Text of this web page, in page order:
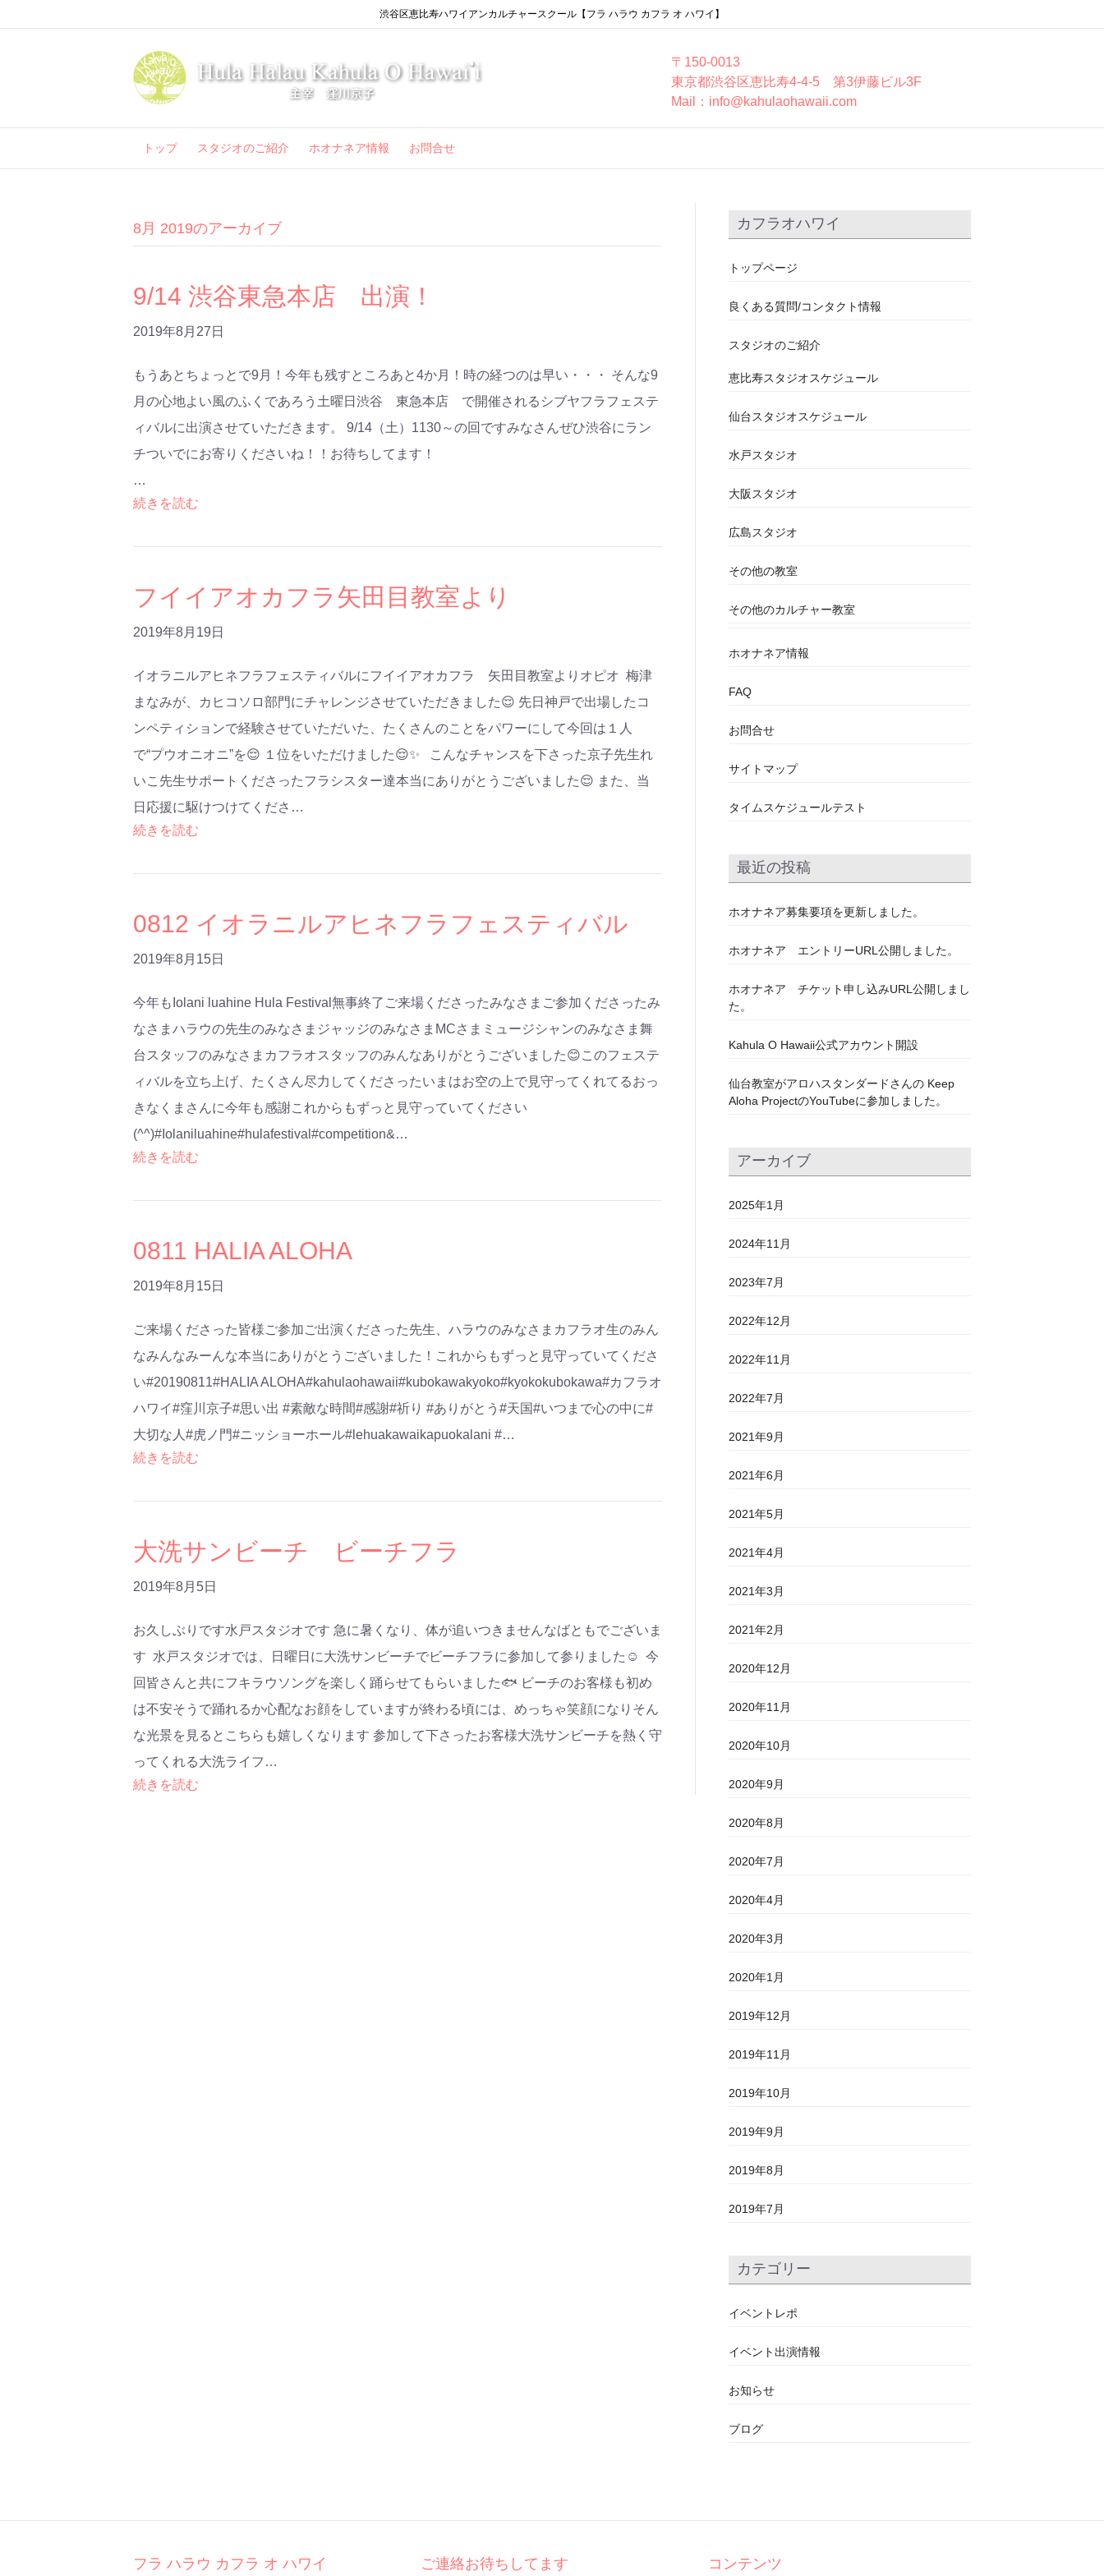
渋谷区恵比寿ハワイアンカルチャースクール【フラ ハラウ カフラ オ ハワイ】
〒150-0013
東京都渋谷区恵比寿4-4-5 第3伊藤ビル3F
Mail：info@kahulaohawaii.com
トップ スタジオのご紹介 ホオナネア情報 お問合せ
8月 2019のアーカイブ
9/14 渋谷東急本店 出演！
2019年8月27日
もうあとちょっとで9月！今年も残すところあと4か月！時の経つのは早い・・・ そんな9
月の心地よい風のふくであろう土曜日渋谷 東急本店 で開催されるシブヤフラフェステ
ィバルに出演させていただきます。 9/14（土）1130～の回ですみなさんぜひ渋谷にラン
チついでにお寄りくださいね！！お待ちしてます！
…
続きを読む
フイイアオカフラ矢田目教室より
2019年8月19日
イオラニルアヒネフラフェスティバルにフイイアオカフラ 矢田目教室よりオピオ 梅津
まなみが、カヒコソロ部門にチャレンジさせていただきました😌 先日神戸で出場したコ
ンペティションで経験させていただいた、たくさんのことをパワーにして今回は１人
で“プウオニオニ”を😌 １位をいただけました😌✨ こんなチャンスを下さった京子先生れ
いこ先生サポートくださったフラシスター達本当にありがとうございました😌 また、当
日応援に駆けつけてくださ…
続きを読む
0812 イオラニルアヒネフラフェスティバル
2019年8月15日
今年もIolani luahine Hula Festival無事終了ご来場くださったみなさまご参加くださったみ
なさまハラウの先生のみなさまジャッジのみなさまMCさまミュージシャンのみなさま舞
台スタッフのみなさまカフラオスタッフのみんなありがとうございました😊このフェステ
ィバルを立ち上げ、たくさん尽力してくださったいまはお空の上で見守ってくれてるおっ
きなくまさんに今年も感謝これからもずっと見守っていてください
(^^)#Iolaniluahine#hulafestival#competition&…
続きを読む
0811 HALIA ALOHA
2019年8月15日
ご来場くださった皆様ご参加ご出演くださった先生、ハラウのみなさまカフラオ生のみん
なみんなみーんな本当にありがとうございました！これからもずっと見守っていてくださ
い#20190811#HALIA ALOHA#kahulaohawaii#kubokawakyoko#kyokokubokawa#カフラオ
ハワイ#窪川京子#思い出 #素敵な時間#感謝#祈り #ありがとう#天国#いつまで心の中に#
大切な人#虎ノ門#ニッショーホール#lehuakawaikapuokalani #…
続きを読む
大洗サンビーチ ビーチフラ
2019年8月5日
お久しぶりです水戸スタジオです 急に暑くなり、体が追いつきませんなばともでございま
す 水戸スタジオでは、日曜日に大洗サンビーチでビーチフラに参加して参りました☺ 今
回皆さんと共にフキラウソングを楽しく踊らせてもらいました🐟 ビーチのお客様も初め
は不安そうで踊れるか心配なお顔をしていますが終わる頃には、めっちゃ笑顔になりそん
な光景を見るとこちらも嬉しくなります 参加して下さったお客様大洗サンビーチを熱く守
ってくれる大洗ライフ…
続きを読む
カフラオハワイ
トップページ
良くある質問/コンタクト情報
スタジオのご紹介
恵比寿スタジオスケジュール
仙台スタジオスケジュール
水戸スタジオ
大阪スタジオ
広島スタジオ
その他の教室
その他のカルチャー教室
ホオナネア情報
FAQ
お問合せ
サイトマップ
タイムスケジュールテスト
最近の投稿
ホオナネア募集要項を更新しました。
ホオナネア エントリーURL公開しました。
ホオナネア チケット申し込みURL公開しまし
た。
Kahula O Hawaii公式アカウント開設
仙台教室がアロハスタンダードさんの Keep
Aloha ProjectのYouTubeに参加しました。
アーカイブ
2025年1月
2024年11月
2023年7月
2022年12月
2022年11月
2022年7月
2021年9月
2021年6月
2021年5月
2021年4月
2021年3月
2021年2月
2020年12月
2020年11月
2020年10月
2020年9月
2020年8月
2020年7月
2020年4月
2020年3月
2020年1月
2019年12月
2019年11月
2019年10月
2019年9月
2019年8月
2019年7月
カテゴリー
イベントレポ
イベント出演情報
お知らせ
ブログ
フラ ハラウ カフラ オ ハワイ ご連絡お待ちしてます コンテンツ